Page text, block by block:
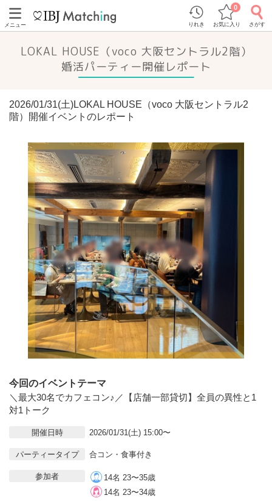
メニュー りれき お気に入り
0
さがす
LOKAL HOUSE（voco 大阪セントラル2階）
婚活パーティー開催レポート
2026/01/31(土)LOKAL HOUSE（voco 大阪セントラル2
階）開催イベントのレポート
今回のイベントテーマ
＼最大30名でカフェコン♪／【店舗一部貸切】全員の異性と1
対1トーク
開催日時 2026/01/31(土) 15:00〜
パーティータイプ 合コン・食事付き
参加者
14名 23〜35歳
14名 23〜34歳